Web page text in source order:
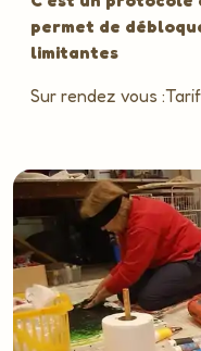
permet de
limitantes
Sur rendez vous